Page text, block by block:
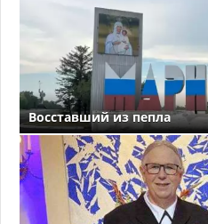
Восставший из пепла